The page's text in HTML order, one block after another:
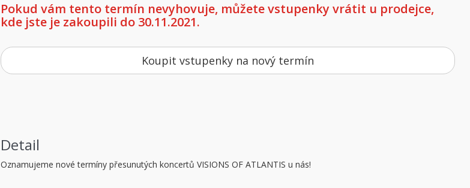
Pokud vám tento termín nevyhovuje, můžete vstupenky vrátit u prodejce,
kde jste je zakoupili do 30.11.2021.
Koupit vstupenky na nový termín
Detail
Oznamujeme nové termíny přesunutých koncertů VISIONS OF ATLANTIS u nás!